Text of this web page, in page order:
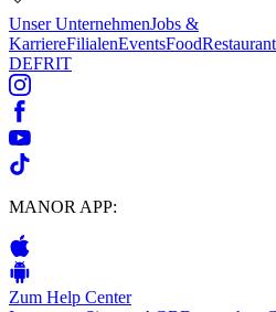
Unser UnternehmenJobs &
KarriereFilialenEventsFood
DEFRIT
MANOR APP:
Zum Help Center